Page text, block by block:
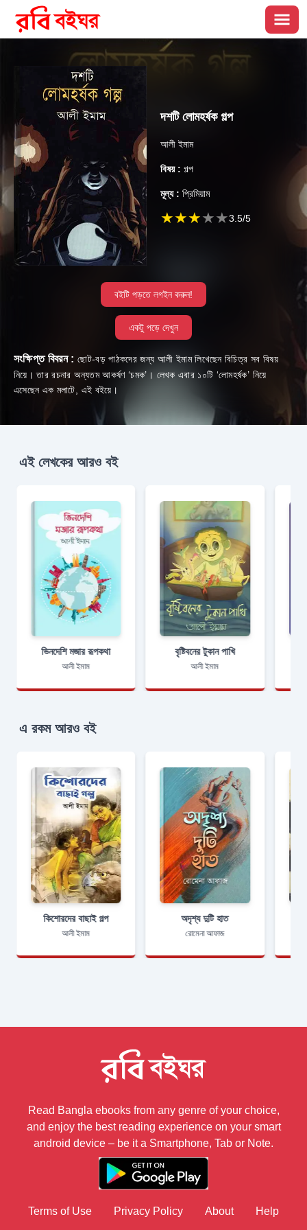
দশটি লোমহর্ষক গল্প
আলী ইমাম
বিষয় : গল্প
মূল্য : প্রিমিয়াম
★★★★★3.5/5
বইটি পড়তে লগইন করুন!
একটু পড়ে দেখুন
সংক্ষিপ্ত বিবরন : ছোট-বড় পাঠকদের জন্য আলী ইমাম লিখেছেন বিচিত্র সব বিষয়
নিয়ে। তার রচনার অন্যতম আকর্ষণ ‘চমক’। লেখক এবার ১০টি ‘লোমহর্ষক’ নিয়ে
এসেছেন এক মলাটে, এই বইয়ে।
এই লেখকের আরও বই
ভিনদেশি মজার রূপকথা
আলী ইমাম
বৃষ্টিবনের টুকান পাখি
আলী ইমাম
এ রকম আরও বই
কিশোরদের বাছাই গল্প
আলী ইমাম
অদৃশ্য দুটি হাত
রোমেনা আফাজ
Read Bangla ebooks from any genre of your choice,
and enjoy the best reading experience on your smart
android device – be it a Smartphone, Tab or Note.
Terms of Use Privacy Policy About Help